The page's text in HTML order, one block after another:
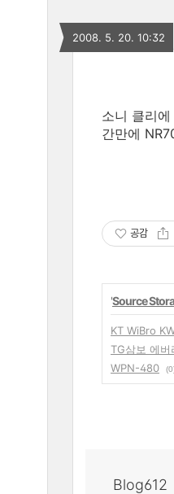
2008. 5. 20. 10:32
소니 클리
간만에
공감
'Source
KT WiBro
TG삼보 에
WPN-480
Blog612